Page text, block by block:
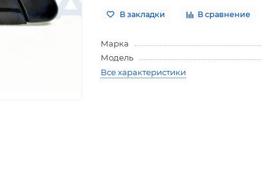
В закладки В сравнение
Марка
Модель
Все характеристики